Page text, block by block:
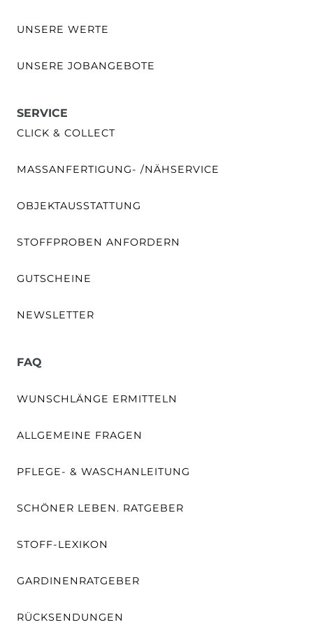
UNSERE WERTE
UNSERE JOBANGEBOTE
SERVICE
CLICK & COLLECT
MASSANFERTIGUNG- /NÄHSERVICE
OBJEKTAUSSTATTUNG
STOFFPROBEN ANFORDERN
GUTSCHEINE
NEWSLETTER
FAQ
WUNSCHLÄNGE ERMITTELN
ALLGEMEINE FRAGEN
PFLEGE- & WASCHANLEITUNG
SCHÖNER LEBEN. RATGEBER
STOFF-LEXIKON
GARDINENRATGEBER
RÜCKSENDUNGEN